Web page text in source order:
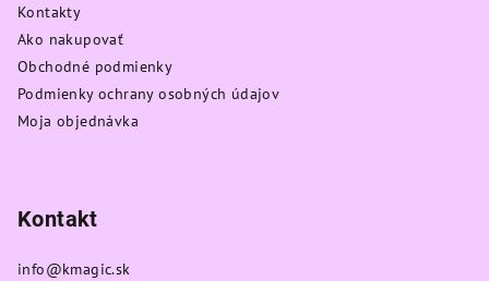
Kontakty
Ako nakupovať
Obchodné podmienky
Podmienky ochrany osobných údajov
Moja objednávka
Kontakt
info@kmagic.sk